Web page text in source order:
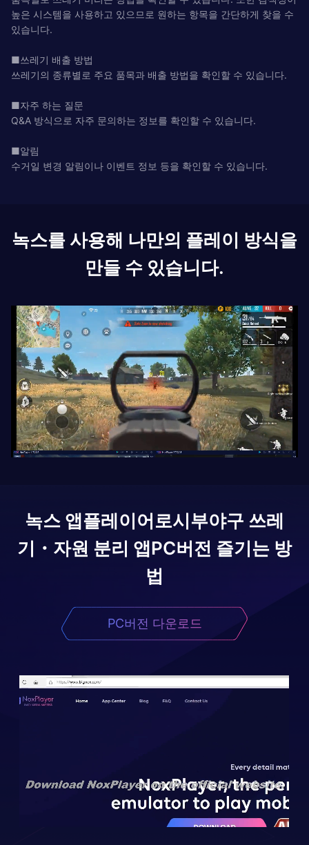
높은 시스템을 사용하고 있으므로 원하는 항목을 간단하게 찾을 수
있습니다.
■쓰레기 배출 방법
쓰레기의 종류별로 주요 품목과 배출 방법을 확인할 수 있습니다.
■자주 하는 질문
Q&A 방식으로 자주 문의하는 정보를 확인할 수 있습니다.
■알림
수거일 변경 알림이나 이벤트 정보 등을 확인할 수 있습니다.
녹스를 사용해 나만의 플레이 방식을
만들 수 있습니다.
녹스 앱플레이어로시부야구 쓰레
기・자원 분리 앱PC버전 즐기는 방
법
PC버전 다운로드